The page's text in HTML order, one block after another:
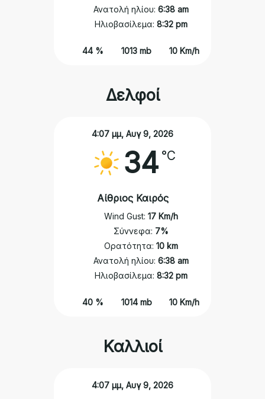
44 % 1013 mb 10 Km/h
Ανατολή ηλίου: 6:38 am
Ηλιοβασίλεμα: 8:32 pm
Δελφοί
4:07 μμ, Αυγ 9, 2026
34 °C
Αίθριος Καιρός
40 % 1014 mb 10 Km/h
Wind Gust: 17 Km/h
Σύννεφα: 7%
Ορατότητα: 10 km
Ανατολή ηλίου: 6:38 am
Ηλιοβασίλεμα: 8:32 pm
Καλλιοί
4:07 μμ, Αυγ 9, 2026